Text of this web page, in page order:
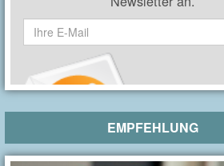
EMPFEHLUNG